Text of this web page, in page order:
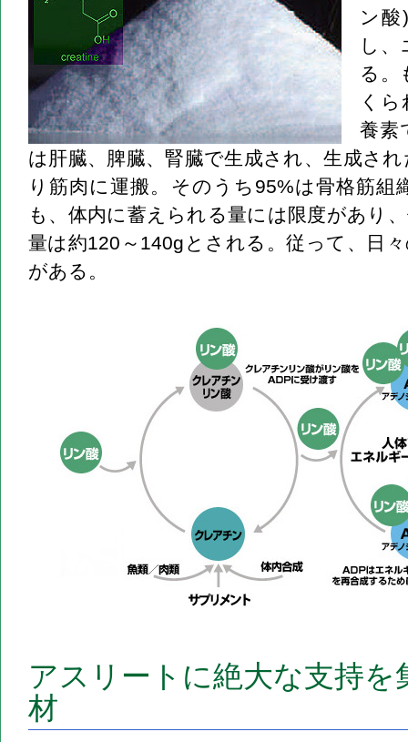
ン
し、
る。
く
養素
は肝臓、脾臓、腎臓で生成され、生成さ
り筋肉に運搬。そのうち95%は骨格筋
も、体内に蓄えられる量には限度があり
量は約120～140gとされる。従って、日
がある。
アスリートに絶大な支持を
材